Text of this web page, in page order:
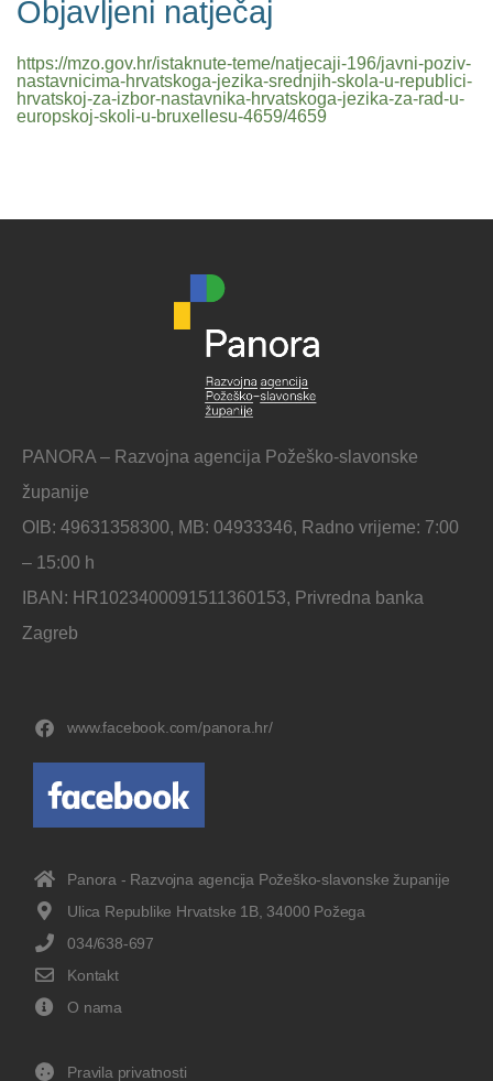
Objavljeni natječaj
https://mzo.gov.hr/istaknute-teme/natjecaji-196/javni-poziv-
nastavnicima-hrvatskoga-jezika-srednjih-skola-u-republici-
hrvatskoj-za-izbor-nastavnika-hrvatskoga-jezika-za-rad-u-
europskoj-skoli-u-bruxellesu-4659/4659
PANORA – Razvojna agencija Požeško-slavonske
županije
OIB: 49631358300, MB: 04933346, Radno vrijeme: 7:00
– 15:00 h
IBAN: HR1023400091511360153, Privredna banka
Zagreb
www.facebook.com/panora.hr/
Panora - Razvojna agencija Požeško-slavonske županije
Ulica Republike Hrvatske 1B, 34000 Požega
034/638-697
Kontakt
O nama
Pravila privatnosti